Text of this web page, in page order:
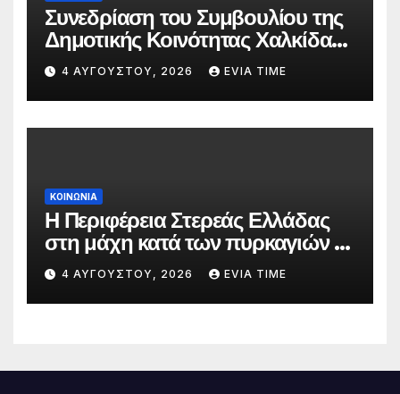
Συνεδρίαση του Συμβουλίου της
Δημοτικής Κοινότητας Χαλκίδας
την 5 Αυγούστου
4 ΑΥΓΟΎΣΤΟΥ, 2026 EVIA TIME
ΚΟΙΝΩΝΙΑ
Η Περιφέρεια Στερεάς Ελλάδας
στη μάχη κατά των πυρκαγιών –
Δράσεις και στήριξη σε πέντε
περιφερειακές ενότητες
4 ΑΥΓΟΎΣΤΟΥ, 2026 EVIA TIME